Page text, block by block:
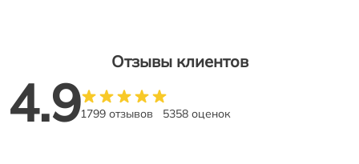
Отзывы клиентов
4.91799 отзывов 5358 оценок